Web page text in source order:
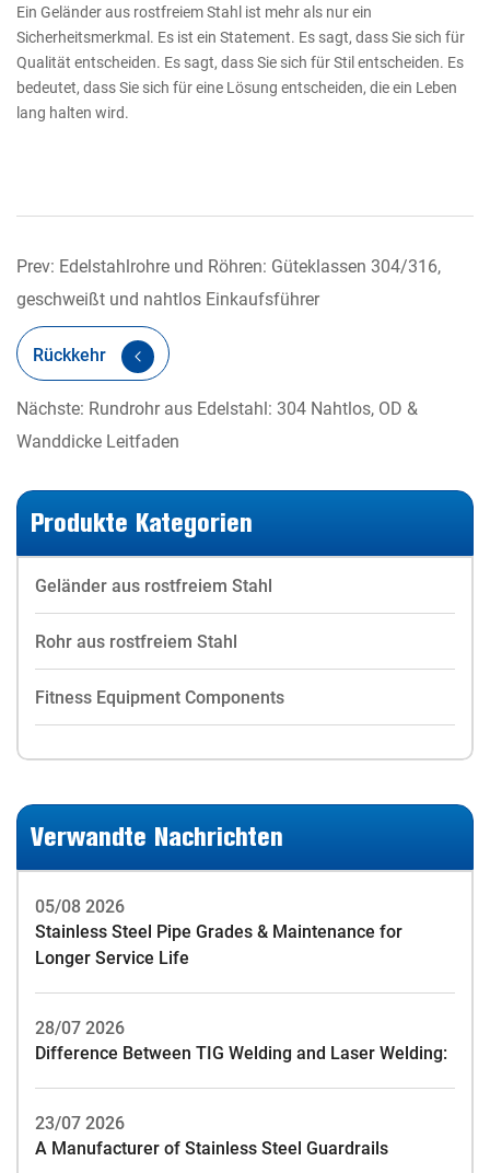
Ein Geländer aus rostfreiem Stahl ist mehr als nur ein
Sicherheitsmerkmal. Es ist ein Statement. Es sagt, dass Sie sich für
Qualität entscheiden. Es sagt, dass Sie sich für Stil entscheiden. Es
bedeutet, dass Sie sich für eine Lösung entscheiden, die ein Leben
lang halten wird.
Prev: Edelstahlrohre und Röhren: Güteklassen 304/316,
geschweißt und nahtlos Einkaufsführer
Rückkehr
Nächste: Rundrohr aus Edelstahl: 304 Nahtlos, OD &
Wanddicke Leitfaden
Produkte Kategorien
Geländer aus rostfreiem Stahl
Rohr aus rostfreiem Stahl
Fitness Equipment Components
Verwandte Nachrichten
05/08 2026
Stainless Steel Pipe Grades & Maintenance for
Longer Service Life
28/07 2026
Difference Between TIG Welding and Laser Welding:
23/07 2026
A Manufacturer of Stainless Steel Guardrails